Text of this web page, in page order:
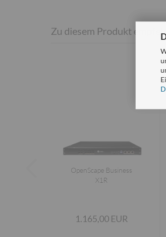
Zu diesem Produkt
OpenScape Business
X1R
1.165,00 EUR